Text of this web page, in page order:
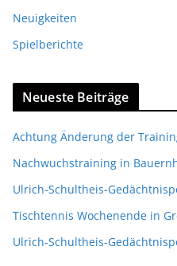
Neuigkeiten
Spielberichte
Neueste Beiträge
Achtung Änderung der
Nachwuchstraining in
Ulrich-Schultheis-
Tischtennis Wochenende in
Ulrich-Schultheis-